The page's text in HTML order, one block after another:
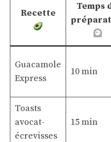
Recette
Temps
Guacamole
Express
10 min
Toasts
avocat-
écrevisses
15 min